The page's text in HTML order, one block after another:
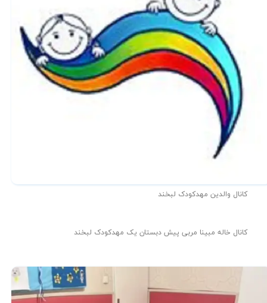
کانال والدین مهدکودک لبخند
کانال خاله مبینا مربی پیش دبستان یک مهدکودک لبخند